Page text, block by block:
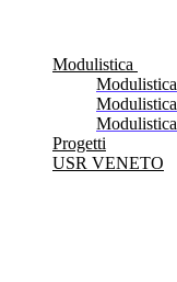
Modulistica
Modulistica
Progetti
USR VENETO